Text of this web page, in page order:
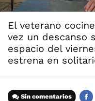
El veterano
vez un descanso
espacio del
estrena en
Sin comentarios